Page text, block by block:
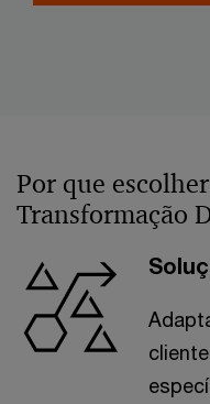
Por que
Transformação